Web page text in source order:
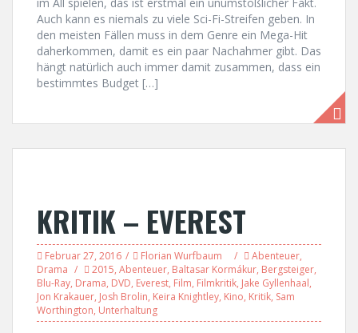
Auch kann es niemals zu viele Sci-Fi-Streifen geben. In
den meisten Fällen muss in dem Genre ein Mega-Hit
daherkommen, damit es ein paar Nachahmer gibt. Das
hängt natürlich auch immer damit zusammen, dass ein
bestimmtes Budget […]
KRITIK – EVEREST
Februar 27, 2016 Florian Wurfbaum Abenteuer,
Drama
2015, Abenteuer, Baltasar Kormákur, Bergsteiger,
Blu-Ray, Drama, DVD, Everest, Film, Filmkritik, Jake Gyllenhaal,
Jon Krakauer, Josh Brolin, Keira Knightley, Kino, Kritik, Sam
Worthington, Unterhaltung